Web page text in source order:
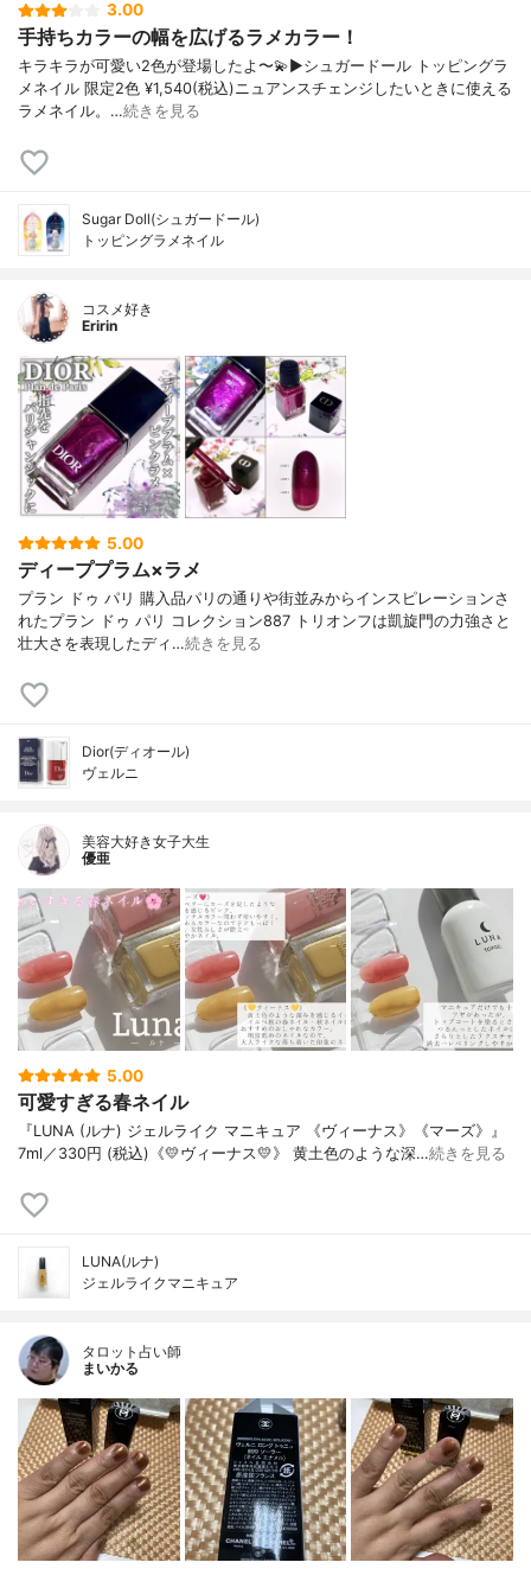
3.00
手持ちカラーの幅を広げるラメカラー！
キラキラが可愛い2色が登場したよ〜💫▶︎シュガードール トッピングラ
メネイル 限定2色 ¥1,540(税込)ニュアンスチェンジしたいときに使える
ラメネイル。…続きを見る
Sugar Doll(シュガードール)
トッピングラメネイル
コスメ好き
Eririn
5.00
ディーププラム×ラメ
プラン ドゥ パリ 購入品パリの通りや街並みからインスピレーションさ
れたプラン ドゥ パリ コレクション887 トリオンフは凱旋門の力強さと
壮大さを表現したディ…続きを見る
Dior(ディオール)
ヴェルニ
美容大好き女子大生
優亜
5.00
可愛すぎる春ネイル
『LUNA (ルナ) ジェルライク マニキュア 《ヴィーナス》《マーズ》』
7ml／330円 (税込)《💛ヴィーナス💛》 黄土色のような深…続きを見る
LUNA(ルナ)
ジェルライクマニキュア
タロット占い師
まいかる